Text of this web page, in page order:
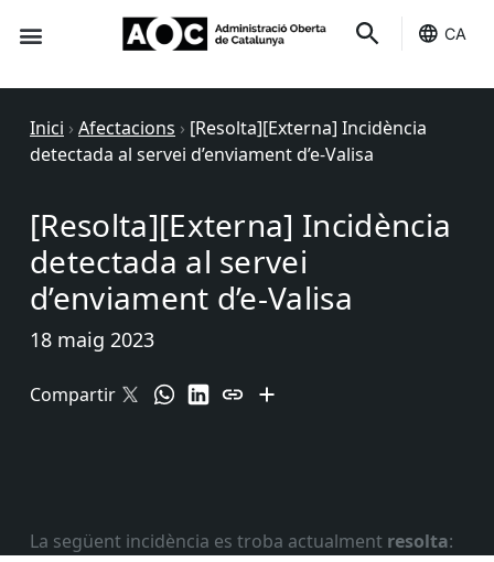
CA
Inici › Afectacions › [Resolta][Externa] Incidència
detectada al servei d’enviament d’e-Valisa
[Resolta][Externa] Incidència
detectada al servei
d’enviament d’e-Valisa
18 maig 2023
Compartir
La següent incidència es troba actualment resolta: